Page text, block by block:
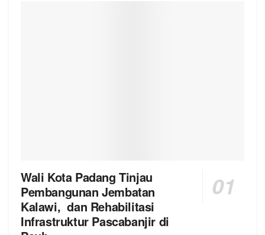
Wali Kota Padang Tinjau
Pembangunan Jembatan
Kalawi, dan Rehabilitasi
Infrastruktur Pascabanjir di